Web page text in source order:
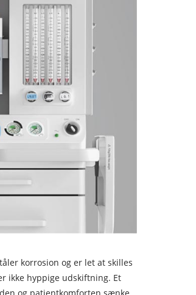
korrosion og er let at skilles
ikke hyppige udskiftning. Et